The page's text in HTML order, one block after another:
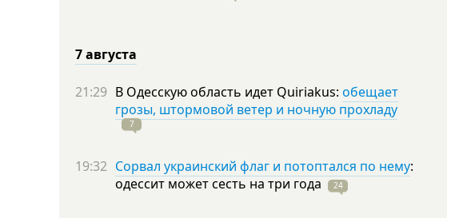
7 августа
21:29 В Одесскую область идет Quiriakus: обещает
грозы, штормовой ветер и ночную прохладу
7
19:32 Сорвал украинский флаг и потоптался по нему:
одессит может сесть на три года 24